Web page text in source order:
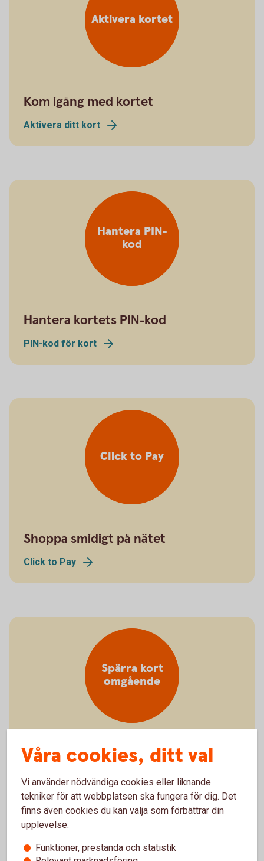
Aktivera kortet
Kom igång med kortet
Aktivera ditt kort
Hantera PIN-
kod
Hantera kortets PIN-kod
PIN-kod för kort
Click to Pay
Shoppa smidigt på nätet
Click to Pay
Spärra kort
omgående
Borttappat eller stulet kort?
Spärra kort - så gör du
Våra cookies, ditt val
Vi använder nödvändiga cookies eller liknande
tekniker för att webbplatsen ska fungera för dig. Det
finns även cookies du kan välja som förbättrar din
upplevelse:
Funktioner, prestanda och statistik